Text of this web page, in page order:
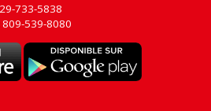
733-5838
539-8080